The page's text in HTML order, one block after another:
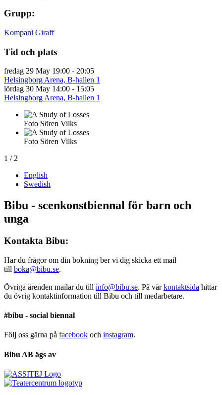
Grupp:
Kompani Giraff
Tid och plats
fredag 29 May 19:00 - 20:05
Helsingborg Arena, B-hallen 1
lördag 30 May 14:00 - 15:05
Helsingborg Arena, B-hallen 1
Foto Sören Vilks
Foto Sören Vilks
1 / 2
English
Swedish
Bibu - scenkonstbiennal för barn och
unga
Kontakta Bibu:
Har du frågor om din bokning ber vi dig skicka ett mail
till boka@bibu.se.
Övriga ärenden mailar du till info@bibu.se. På vårkontaktsida hittar
du övrig kontaktinformation till Bibu och till medarbetare.
#bibu - social biennal
Följ oss gärna på facebook och instagram.
Bibu AB ägs av